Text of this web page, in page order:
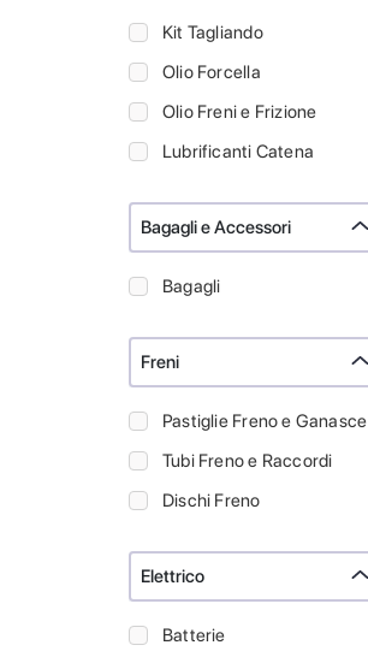
Kit Tagliando
Olio Forcella
Olio Freni e Frizione
Lubrificanti Catena
Bagagli e Accessori
Bagagli
Freni
Pastiglie Freno e Ganasce
Tubi Freno e Raccordi
Dischi Freno
Elettrico
Batterie